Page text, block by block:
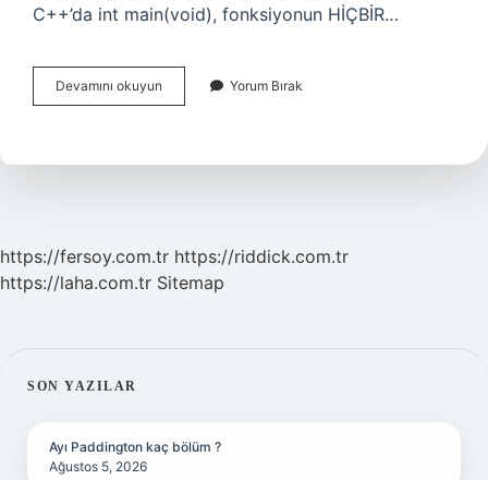
C++’da int main(void), fonksiyonun HİÇBİR…
Devamını okuyun
Ta
Işe
Yorum Bırak
https://fersoy.com.tr https://riddick.com.tr
https://laha.com.tr Sitemap
SIDEBAR
SON YAZILAR
Ayı Paddington kaç bölüm ?
Ağustos 5, 2026